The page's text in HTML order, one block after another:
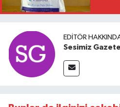
EDITÖR
Sesimiz